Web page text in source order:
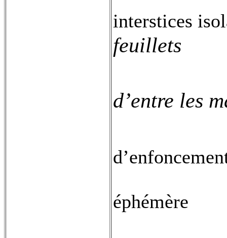
interstices
feuillets
d’entre les
éphémère